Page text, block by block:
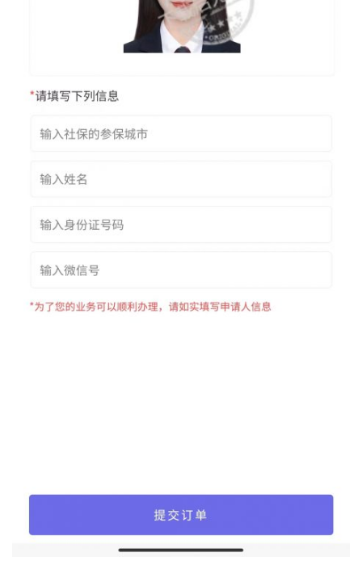
不要写成户籍城市）